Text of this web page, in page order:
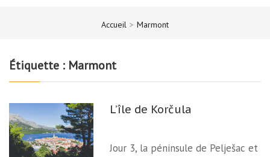
Accueil > Marmont
Étiquette : Marmont
L’île de Korčula
Jour 3, la péninsule de Pelješac et